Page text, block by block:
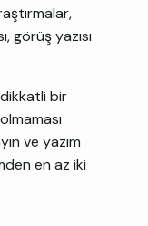
görüş yazısı
bir
ve yazım
en az iki